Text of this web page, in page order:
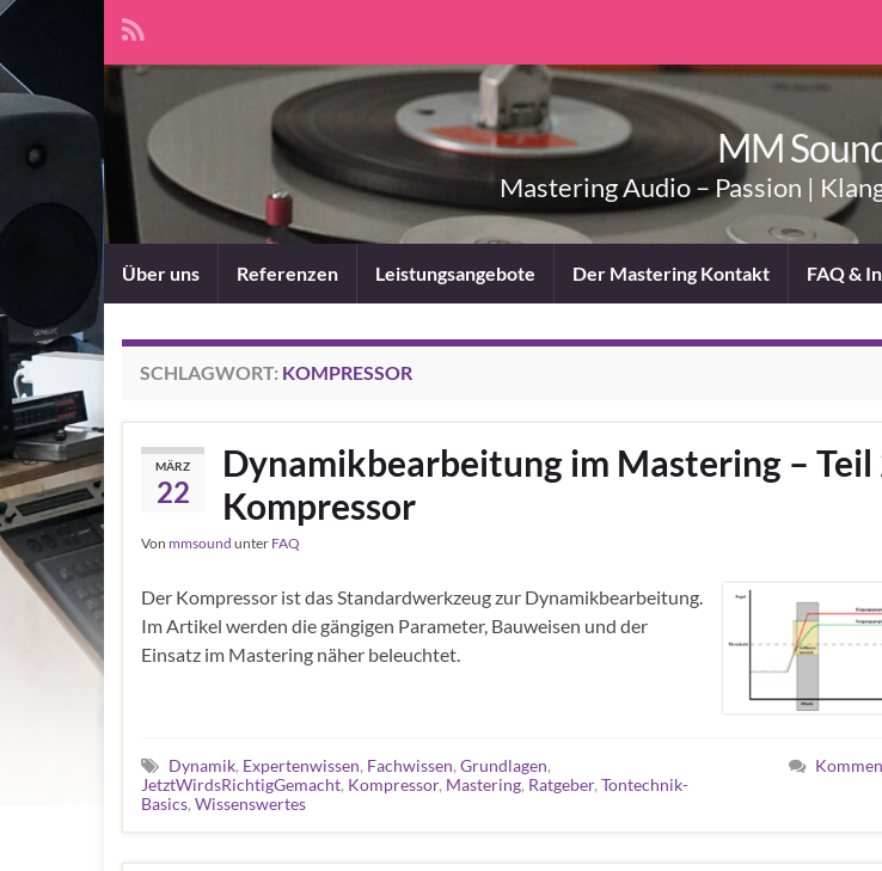
MM
Mastering Audio – Passion |
Über uns Referenzen Leistungsangebote Der Mastering Kontakt FAQ &
SCHLAGWORT: KOMPRESSOR
MÄRZ
22
Dynamikbearbeitung im Mastering – Teil
Kompressor
Von mmsound unter FAQ
Der Kompressor ist das Standardwerkzeug zur Dynamikbearbeitung.
Im Artikel werden die gängigen Parameter, Bauweisen und der
Einsatz im Mastering näher beleuchtet.
Dynamik, Expertenwissen, Fachwissen, Grundlagen,
JetztWirdsRichtigGemacht, Kompressor, Mastering, Ratgeber, Tontechnik-
Basics, Wissenswertes